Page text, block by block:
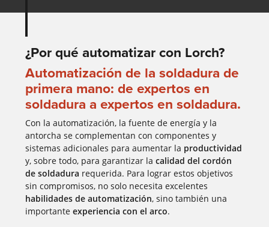
¿Por qué automatizar con Lorch?
Automatización de la soldadura de
primera mano: de expertos en
soldadura a expertos en soldadura.
Con la automatización, la fuente de energía y la
antorcha se complementan con componentes y
sistemas adicionales para aumentar la productividad
y, sobre todo, para garantizar la calidad del cordón
de soldadura requerida. Para lograr estos objetivos
sin compromisos, no solo necesita excelentes
habilidades de automatización, sino también una
importante experiencia con el arco.